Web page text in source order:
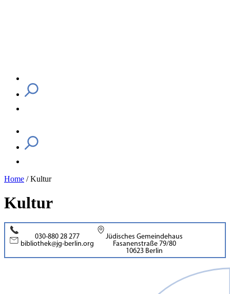
Home /Kultur
Kultur
030-880 28 277
bibliothek@jg-berlin.org
Jüdisches Gemeindehaus
Fasanenstraße 79/80
10623 Berlin